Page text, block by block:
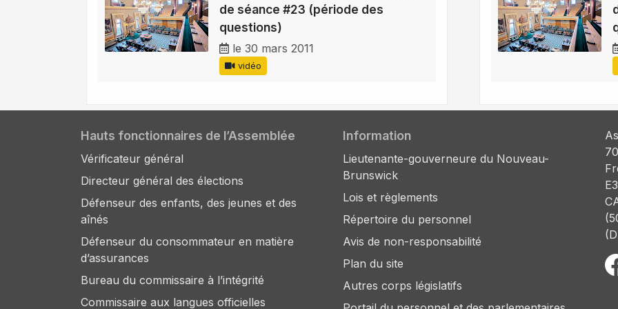
de séance #23 (période des
questions)
le 30 mars 2011
vidéo
Hauts fonctionnaires de l’Assemblée
Vérificateur général
Directeur général des élections
Défenseur des enfants, des jeunes et des
aînés
Défenseur du consommateur en matière
d’assurances
Bureau du commissaire à l’intégrité
Commissaire aux langues officielles
Information
Lieutenante-gouverneure du Nouveau-
Brunswick
Lois et règlements
Répertoire du personnel
Avis de non-responsabilité
Plan du site
Autres corps législatifs